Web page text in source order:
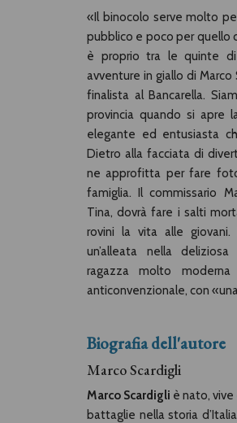
«Il binocolo serve molto
pubblico e poco per quello
è proprio tra le quinte
avventure in giallo di Marco
finalista al Bancarella.
provincia quando si apre
elegante ed entusiasta
Dietro alla facciata di
ne approfitta per fare
famiglia. Il commissario
Tina, dovrà fare i salti
rovini la vita alle
un’alleata nella
ragazza molto
anticonvenzionale, con
Biografia dell'autore
Marco Scardigli
Marco Scardigli è nato,
battaglie nella storia